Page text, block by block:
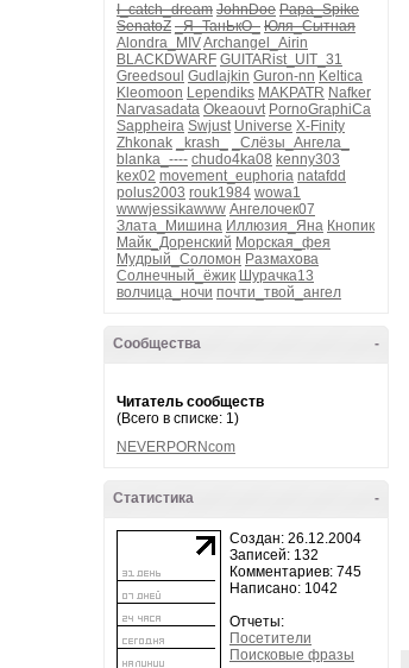
I_catch_dream JohnDoe Papa_Spike
SenatoZ _Я_ТанЬкО_ Юля_Сытная
Alondra_MIVArchangel_Airin
BLACKDWARF GUITARist_UIT_31
Greedsoul Gudlajkin Guron-nn Keltica
Kleomoon Lependiks MAKPATR Nafker
Narvasadata Okeaouvt PornoGraphiCa
Sappheira Swjust Universe X-Finity
Zhkonak
_krash_
_Слёзы_Ангела_
blanka_---- chudo4ka08 kenny303
kex02 movement_euphoria natafdd
polus2003 rouk1984 wowa1
wwwjessikawww Ангелочек07
Злата_Мишина Иллюзия_Яна Кнопик
Майк_Доренский Морская_фея
Мудрый_Соломон Размахова
Солнечный_ёжик Шурачка13
волчица_ночи почти_твой_ангел
-
Сообщества
Читатель сообществ
(Всего в списке: 1)
NEVERPORNcom
-
Статистика
Создан: 26.12.2004
Записей: 132
Комментариев: 745
Написано: 1042
Отчеты:
Посетители
Поисковые фразы